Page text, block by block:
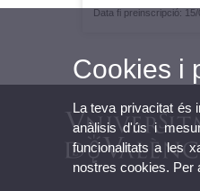
Data fi preinscripció:
Cookies i
La teva privacitat és
anàlisis d'ús i
funcionalitats a les
nostres cookies. Per